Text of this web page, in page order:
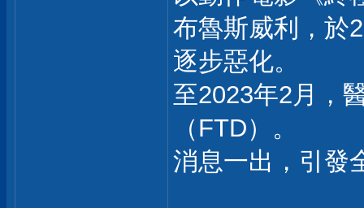
布魯斯威利，於
逐步惡化。
至2023年2月，
（FTD）。
消息一出，引發